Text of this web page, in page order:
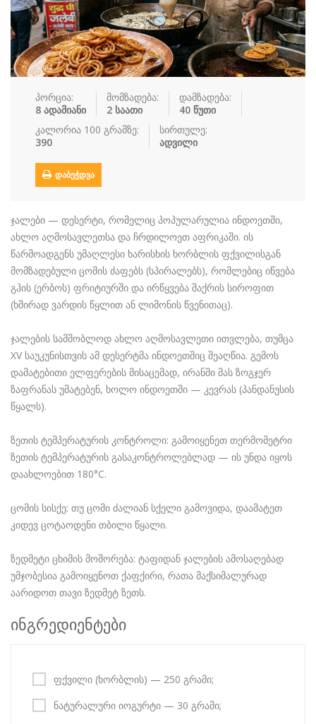
ფასტ ფუდი ფუნთუშები ქათამი ქართული
ყავა ჩაი ცომეული ხორცი
ჯანსაღი კვ…
რეცეპტები
დაგვიკავშირდით
შესვლა / რეგისტრაცია
პორცია:
8 ადამიანი
მომზადება:
2 საათი
დამზადება:
40 წუთი
კალორია 100 გრამზე:
390
სირთულე:
ადვილი
ᲓᲐᲑᲔᲭᲓᲕᲐ
ჯალები — დესერტი, რომელიც პოპულარულია ინდოეთში,
ახლო აღმოსავლეთსა და ჩრდილოეთ აფრიკაში. ის
წარმოადგენს უმაღლესი ხარისხის ხორბლის ფქვილისგან
მომზადებული ცომის ძაფებს (სპირალებს), რომლებიც იწვება
გჰის (ერბოს) ფრიტიურში და ირწყვება შაქრის სიროფით
(ხშირად ვარდის წყლით ან ლიმონის წვენითაც).
ჯალების სამშობლოდ ახლო აღმოსავლეთი ითვლება, თუმცა
XV საუკუნისთვის ამ დესერტმა ინდოეთშიც შეაღწია. გემოს
დამატებითი ელფერების მისაცემად, ირანში მას ზოგჯერ
ზაფრანას უმატებენ, ხოლო ინდოეთში — კევრას (პანდანუსის
წყალს).
ზეთის ტემპერატურის კონტროლი: გამოიყენეთ თერმომეტრი
ზეთის ტემპერატურის გასაკონტროლებლად — ის უნდა იყოს
დაახლოებით 180°C.
ცომის სისქე: თუ ცომი ძალიან სქელი გამოვიდა, დაამატეთ
კიდევ ცოტაოდენი თბილი წყალი.
ზედმეტი ცხიმის მოშორება: ტაფიდან ჯალების ამოსაღებად
უმჯობესია გამოიყენოთ ქაფქირი, რათა მაქსიმალურად
აარიდოთ თავი ზედმეტ ზეთს.
ინგრედიენტები
ფქვილი (ხორბლის) — 250 გრამი;
ნატურალური იოგურტი — 30 გრამი;